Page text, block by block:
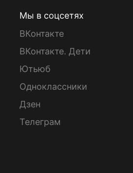
Мы в соцсетях
ВКонтакте
ВКонтакте. Дети
Ютьюб
Одноклассники
Дзен
Телеграм